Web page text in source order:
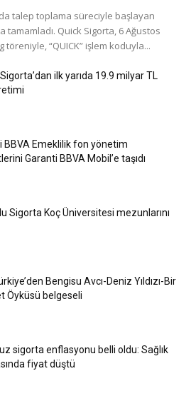
talep toplama süreciyle başlayan
tamamladı. Quick Sigorta, 6 Ağustos
“QUICK” işlem koduyla...
ilk yarıda 19.9 milyar TL
BBVA Emeklilik fon yönetim
Garanti BBVA Mobil’e taşıdı
Sigorta Koç Üniversitesi mezunlarını
Bengisu Avcı-Deniz Yıldızı-Bir
Öyküsü belgeseli
sigorta enflasyonu belli oldu: Sağlık
fiyat düştü